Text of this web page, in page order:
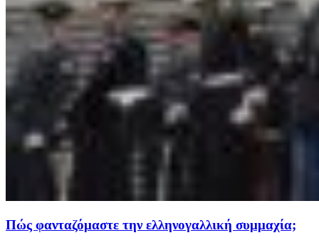
Πώς φανταζόμαστε την ελληνογαλλική συμμαχία;